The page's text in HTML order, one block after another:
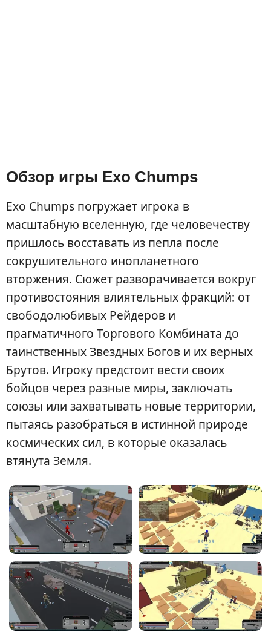
Обзор игры Exo Chumps
Exo Chumps погружает игрока в
масштабную вселенную, где человечеству
пришлось восставать из пепла после
сокрушительного инопланетного
вторжения. Сюжет разворачивается вокруг
противостояния влиятельных фракций: от
свободолюбивых Рейдеров и
прагматичного Торгового Комбината до
таинственных Звездных Богов и их верных
Брутов. Игроку предстоит вести своих
бойцов через разные миры, заключать
союзы или захватывать новые территории,
пытаясь разобраться в истинной природе
космических сил, в которые оказалась
втянута Земля.